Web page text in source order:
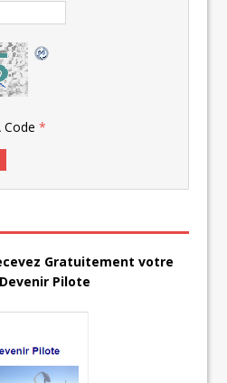
Code *
Gratuitement votre
Pilote